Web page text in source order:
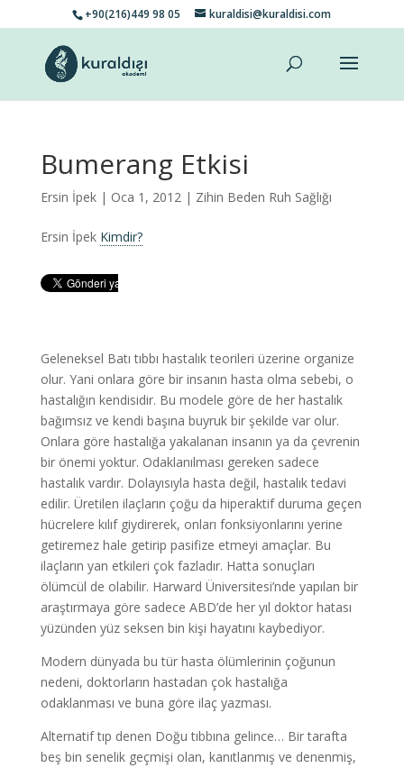
+90(216)449 98 05 kuraldisi@kuraldisi.com
Bumerang Etkisi
Ersin İpek| Oca 1, 2012 | Zihin Beden Ruh Sağlığı
Ersin İpek Kimdir?
Geleneksel Batı tıbbı hastalık teorileri üzerine organize
olur. Yani onlara göre bir insanın hasta olma sebebi, o
hastalığın kendisidir. Bu modele göre de her hastalık
bağımsız ve kendi başına buyruk bir şekilde var olur.
Onlara göre hastalığa yakalanan insanın ya da çevrenin
bir önemi yoktur. Odaklanılması gereken sadece
hastalık vardır. Dolayısıyla hasta değil, hastalık tedavi
edilir. Üretilen ilaçların çoğu da hiperaktif duruma geçen
hücrelere kılıf giydirerek, onları fonksiyonlarını yerine
getiremez hale getirip pasifize etmeyi amaçlar. Bu
ilaçların yan etkileri çok fazladır. Hatta sonuçları
ölümcül de olabilir. Harward Üniversitesi’nde yapılan bir
araştırmaya göre sadece ABD’de her yıl doktor hatası
yüzünden yüz seksen bin kişi hayatını kaybediyor.
Modern dünyada bu tür hasta ölümlerinin çoğunun
nedeni, doktorların hastadan çok hastalığa
odaklanması ve buna göre ilaç yazması.
Alternatif tıp denen Doğu tıbbına gelince… Bir tarafta
beş bin senelik geçmişi olan, kanıtlanmış ve denenmiş,